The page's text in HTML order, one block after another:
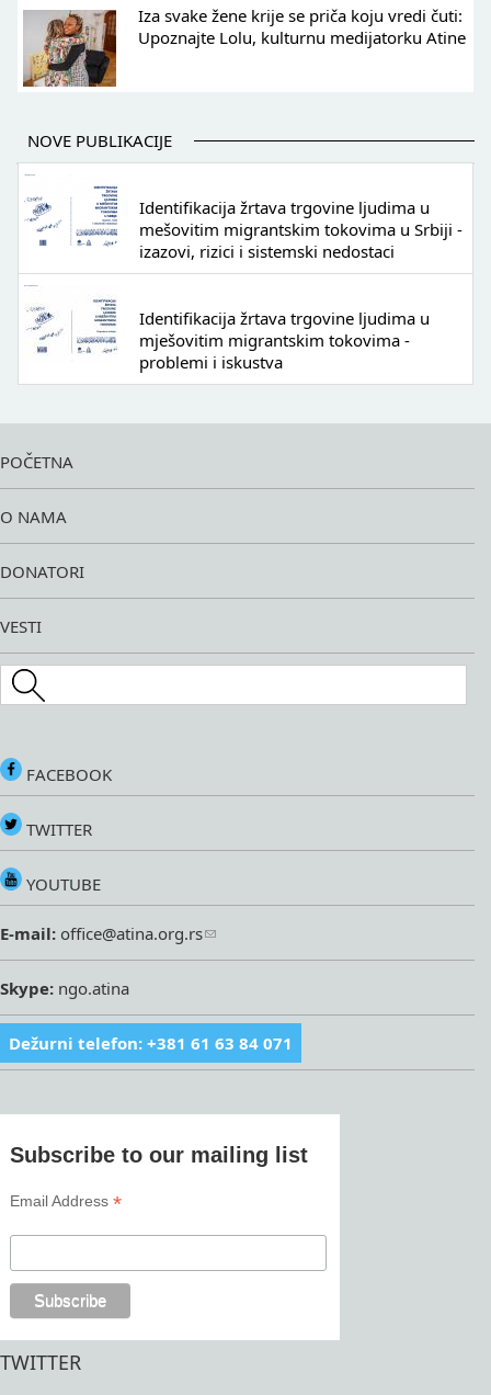
Iza svake žene krije se priča koju vredi čuti:
Upoznajte Lolu, kulturnu medijatorku Atine
NOVE PUBLIKACIJE
Identifikacija žrtava trgovine ljudima u
mešovitim migrantskim tokovima u Srbiji -
izazovi, rizici i sistemski nedostaci
Identifikacija žrtava trgovine ljudima u
mješovitim migrantskim tokovima -
problemi i iskustva
POČETNA
O NAMA
DONATORI
VESTI
Search this site
FACEBOOK
TWITTER
YOUTUBE
E-mail: office@atina.org.rs
Skype: ngo.atina
Dežurni telefon: +381 61 63 84 071
Subscribe to our mailing list
Email Address*
TWITTER